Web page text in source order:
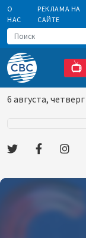
О
НАС
РЕКЛАМА НА
САЙТЕ
6 августа, четверг